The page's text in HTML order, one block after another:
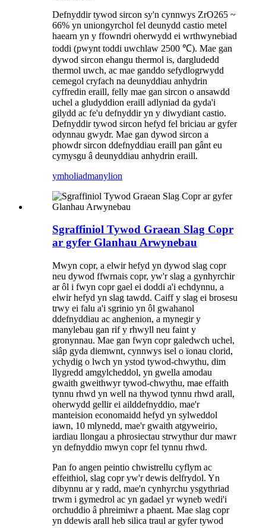
Defnyddir tywod sircon sy'n cynnwys ZrO265 ~
66% yn uniongyrchol fel deunydd castio metel
haearn yn y ffowndri oherwydd ei wrthwynebiad
toddi (pwynt toddi uwchlaw 2500 ℃). Mae gan
dywod sircon ehangu thermol is, dargludedd
thermol uwch, ac mae ganddo sefydlogrwydd
cemegol cryfach na deunyddiau anhydrin
cyffredin eraill, felly mae gan sircon o ansawdd
uchel a gludyddion eraill adlyniad da gyda'i
gilydd ac fe'u defnyddir yn y diwydiant castio.
Defnyddir tywod sircon hefyd fel briciau ar gyfer
odynnau gwydr. Mae gan dywod sircon a
phowdr sircon ddefnyddiau eraill pan gânt eu
cymysgu â deunyddiau anhydrin eraill.
ymholiadmanylion
Sgraffiniol Tywod Graean Slag Copr
ar gyfer Glanhau Arwynebau
Mwyn copr, a elwir hefyd yn dywod slag copr
neu dywod ffwrnais copr, yw'r slag a gynhyrchir
ar ôl i fwyn copr gael ei doddi a'i echdynnu, a
elwir hefyd yn slag tawdd. Caiff y slag ei ​​brosesu
trwy ei falu a'i sgrinio yn ôl gwahanol
ddefnyddiau ac anghenion, a mynegir y
manylebau gan rif y rhwyll neu faint y
gronynnau. Mae gan fwyn copr galedwch uchel,
siâp gyda diemwnt, cynnwys isel o ïonau clorid,
ychydig o lwch yn ystod tywod-chwythu, dim
llygredd amgylcheddol, yn gwella amodau
gwaith gweithwyr tywod-chwythu, mae effaith
tynnu rhwd yn well na thywod tynnu rhwd arall,
oherwydd gellir ei ailddefnyddio, mae'r
manteision economaidd hefyd yn sylweddol
iawn, 10 mlynedd, mae'r gwaith atgyweirio,
iardiau llongau a phrosiectau strwythur dur mawr
yn defnyddio mwyn copr fel tynnu rhwd.
Pan fo angen peintio chwistrellu cyflym ac
effeithiol, slag copr yw'r dewis delfrydol. Yn
dibynnu ar y radd, mae'n cynhyrchu ysgythriad
trwm i gymedrol ac yn gadael yr wyneb wedi'i
orchuddio â phreimiwr a phaent. Mae slag copr
yn ddewis arall heb silica traul ar gyfer tywod